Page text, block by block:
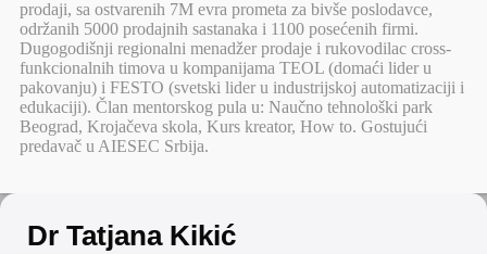
prodaji, sa ostvarenih 7M evra prometa za bivše poslodavce,
održanih 5000 prodajnih sastanaka i 1100 posećenih firmi.
Dugogodišnji regionalni menadžer prodaje i rukovodilac cross-
funkcionalnih timova u kompanijama TEOL (domaći lider u
pakovanju) i FESTO (svetski lider u industrijskoj automatizaciji i
edukaciji). Član mentorskog pula u: Naučno tehnološki park
Beograd, Krojačeva skola, Kurs kreator, How to. Gostujući
predavač u AIESEC Srbija.
Dr Tatjana Kikić